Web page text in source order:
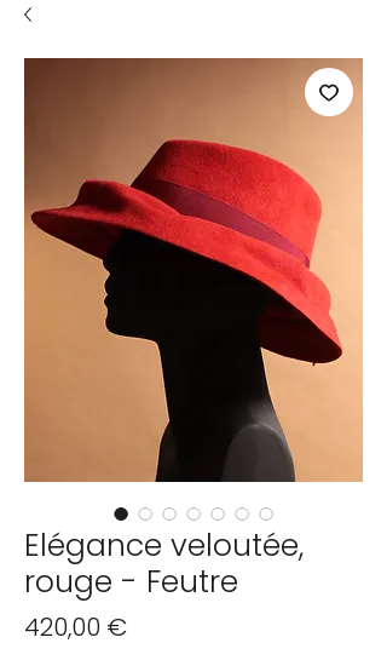
Elégance veloutée,
rouge - Feutre
420,00 €Prix